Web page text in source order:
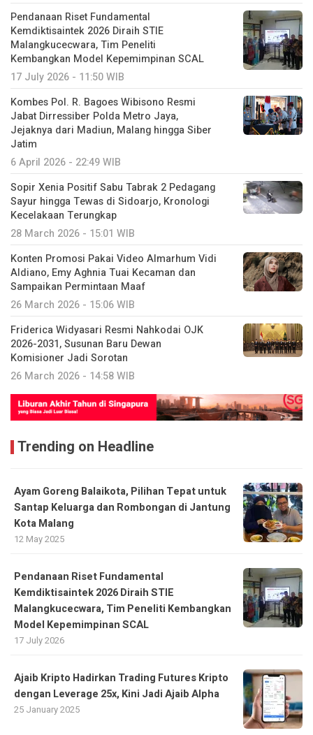
Pendanaan Riset Fundamental
Kemdiktisaintek 2026 Diraih STIE
Malangkucecwara, Tim Peneliti
Kembangkan Model Kepemimpinan SCAL
17 July 2026 - 11:50 WIB
Kombes Pol. R. Bagoes Wibisono Resmi
Jabat Dirressiber Polda Metro Jaya,
Jejaknya dari Madiun, Malang hingga Siber
Jatim
6 April 2026 - 22:49 WIB
Sopir Xenia Positif Sabu Tabrak 2 Pedagang
Sayur hingga Tewas di Sidoarjo, Kronologi
Kecelakaan Terungkap
28 March 2026 - 15:01 WIB
Konten Promosi Pakai Video Almarhum Vidi
Aldiano, Emy Aghnia Tuai Kecaman dan
Sampaikan Permintaan Maaf
26 March 2026 - 15:06 WIB
Friderica Widyasari Resmi Nahkodai OJK
2026-2031, Susunan Baru Dewan
Komisioner Jadi Sorotan
26 March 2026 - 14:58 WIB
Trending on Headline
Ayam Goreng Balaikota, Pilihan Tepat untuk
Santap Keluarga dan Rombongan di Jantung
Kota Malang
12 May 2025
Pendanaan Riset Fundamental
Kemdiktisaintek 2026 Diraih STIE
Malangkucecwara, Tim Peneliti Kembangkan
Model Kepemimpinan SCAL
17 July 2026
Ajaib Kripto Hadirkan Trading Futures Kripto
dengan Leverage 25x, Kini Jadi Ajaib Alpha
25 January 2025